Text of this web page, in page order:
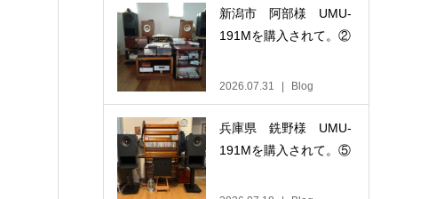
新潟市 阿部様 UMU-
191Mを購入されて。②
2026.07.31 Blog
兵庫県 銑野様 UMU-
191Mを購入されて。⑤